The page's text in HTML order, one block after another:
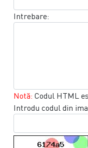
Intrebare:
Notă: Codul HTML
Introdu codul din